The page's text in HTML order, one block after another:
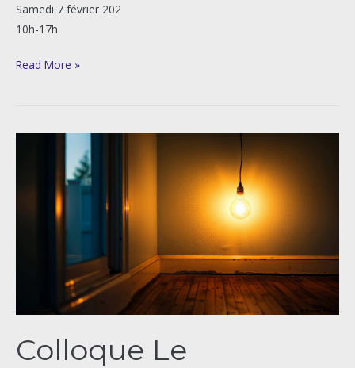
Samedi 7 février 202
10h-17h
Read More »
Colloque Le
traitement
pluridisciplinaire
intrafamiliales